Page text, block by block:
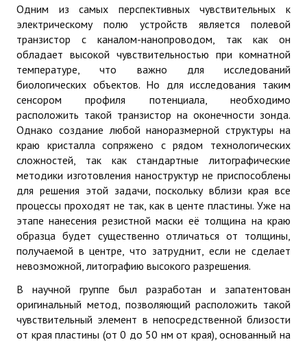
Лаборатория «Физика полупроводников»
Оптика и нелинейная оптика полупроводниковых наноструктур
Фотопреобразователи энергии солнца на основе кремния
Теория квантового прыжкового переноса в неупорядоченных
Физико-химия поверхностных процессов низкотемпературной
XAFS-спектроскопия полупроводниковых материалов и
Расчеты свойств кристаллов и низкоразмерных структур из
Лаборатория «Криоэлектроника»
Системы и устройства на основе низкотемпературных и
Зондовая микроскопия
Наноэлектромеханические системы
Молекулярная одноэлектроника
Одним из самых перспективных чувствительных к
электрическому полю устройств является полевой
транзистор с каналом-нанопроводом, так как он
обладает высокой чувствительностью при комнатной
температуре, что важно для исследований
биологических объектов. Но для исследования таким
сенсором профиля потенциала, необходимо
расположить такой транзистор на оконечности зонда.
Однако создание любой наноразмерной структуры на
краю кристалла сопряжено с рядом технологических
сложностей, так как стандартные литографические
методики изготовления наноструктур не приспособлены
для решения этой задачи, поскольку вблизи края все
процессы проходят не так, как в центе пластины. Уже на
этапе нанесения резистной маски её толщина на краю
образца будет существенно отличаться от толщины,
получаемой в центре, что затруднит, если не сделает
невозможной, литографию высокого разрешения.
В научной группе был разработан и запатентован
оригинальный метод, позволяющий расположить такой
чувствительный элемент в непосредственной близости
от края пластины (от 0 до 50 нм от края), основанный на